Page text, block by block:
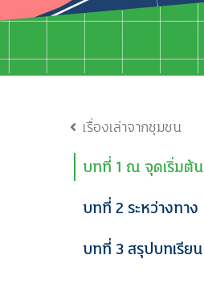
เรื่องเล่าจากชุมชน
บทที่ 1 ณ จุดเริ่มต้น
บทที่ 2 ระหว่างทาง
บทที่ 3 สรุปบทเรียน